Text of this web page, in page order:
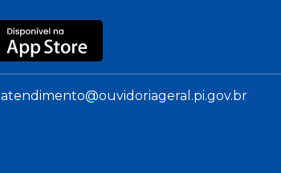
atendimento@ouvidoriageral.pi.gov.br